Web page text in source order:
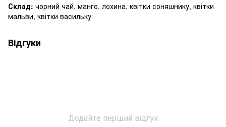
Склад: чорний чай, манго, лохина, квітки соняшнику, квітки
мальви, квітки васильку
Відгуки
Додайте перший відгук